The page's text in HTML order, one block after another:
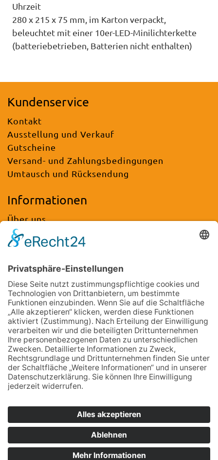
Uhrzeit
280 x 215 x 75 mm, im Karton verpackt,
beleuchtet mit einer 10er-LED-Minilichterkette
(batteriebetrieben, Batterien nicht enthalten)
Kundenservice
Kontakt
Ausstellung und Verkauf
Gutscheine
Versand- und Zahlungsbedingungen
Umtausch und Rücksendung
Informationen
Über uns
FAQ / Häufig gestellte Fragen
Logo-Gravuren
Referenzen
Nachhaltigkeit
Altbatterieentsorgung
Rechtliches
Impressum
Datenschutz
Widerrufsbelehrung
HÄNDLER WERDEN